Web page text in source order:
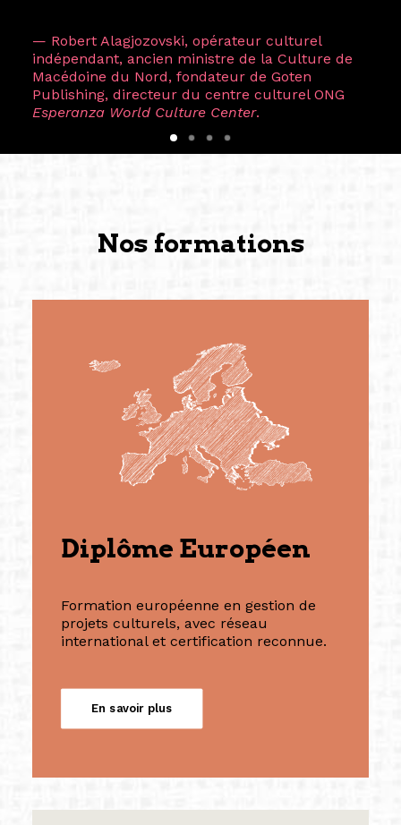
— Robert Alagjozovski, opérateur culturel
indépendant, ancien ministre de la Culture de
Macédoine du Nord, fondateur de Goten
Publishing, directeur du centre culturel ONG
Esperanza World Culture Center.
Nos formations
Diplôme Européen
Formation européenne en gestion de
projets culturels, avec réseau
international et certification reconnue.
En savoir plus